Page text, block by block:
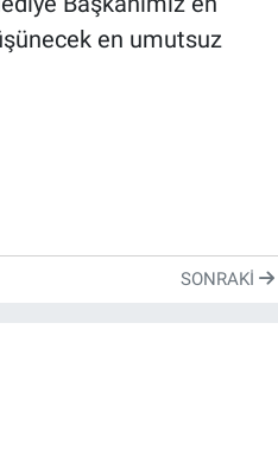
en umutsuz
SONRAKI